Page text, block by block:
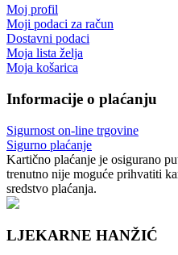
Moj profil
Moji podaci za račun
Dostavni podaci
Moja lista želja
Moja košarica
Informacije o plaćanju
Sigurnost on-line trgovine
Sigurno plaćanje
Kartično plaćanje je osigurano
trenutno nije moguće prihvatiti
sredstvo plaćanja.
LJEKARNE HANŽIĆ